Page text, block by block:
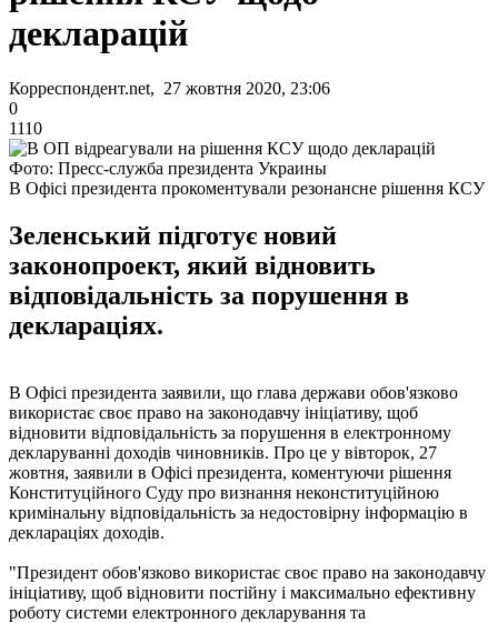
декларацій
Корреспондент.net, 27 жовтня 2020, 23:06
0
1110
Фото: Пресс-служба президента Украины
В Офісі президента прокоментували резонансне рішення КСУ
Зеленський підготує новий
законопроект, який відновить
відповідальність за порушення в
деклараціях.
В Офісі президента заявили, що глава держави обов'язково
використає своє право на законодавчу ініціативу, щоб
відновити відповідальність за порушення в електронному
декларуванні доходів чиновників. Про це у вівторок, 27
жовтня, заявили в Офісі президента, коментуючи рішення
Конституційного Суду про визнання неконституційною
кримінальну відповідальність за недостовірну інформацію в
деклараціях доходів.
"Президент обов'язково використає своє право на законодавчу
ініціативу, щоб відновити постійну і максимально ефективну
роботу системи електронного декларування та